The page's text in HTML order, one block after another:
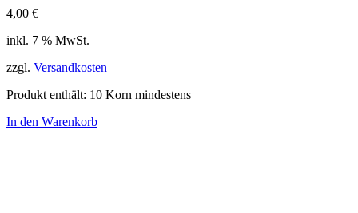
4,00 €
inkl. 7 % MwSt.
zzgl. Versandkosten
Produkt enthält: 10 Korn mindestens
In den Warenkorb